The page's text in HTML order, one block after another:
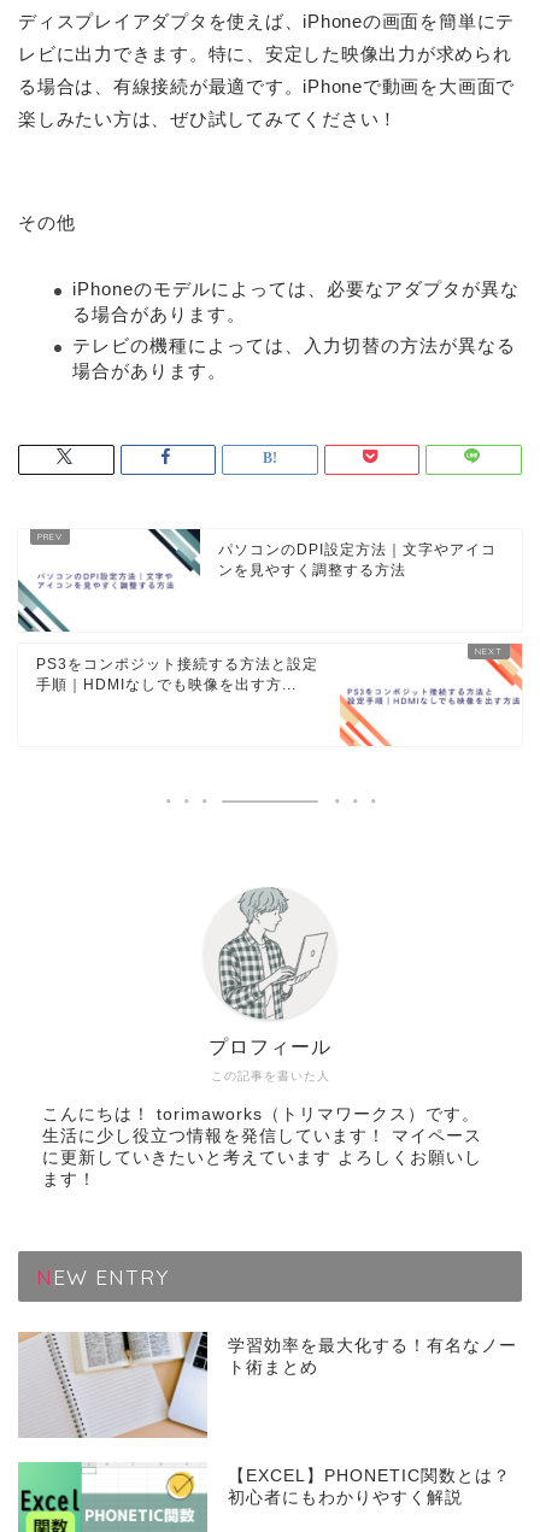
ディスプレイアダプタを使えば、iPhoneの画面を簡単にテ
レビに出力できます。特に、安定した映像出力が求められ
る場合は、有線接続が最適です。iPhoneで動画を大画面で
楽しみたい方は、ぜひ試してみてください！
その他
iPhoneのモデルによっては、必要なアダプタが異な
る場合があります。
テレビの機種によっては、入力切替の方法が異なる
場合があります。
パソコンのDPI設定方法｜文字やアイコ
ンを見やすく調整する方法
PS3をコンポジット接続する方法と設定
手順｜HDMIなしでも映像を出す方...
この記事を書いた人
プロフィール
こんにちは！ torimaworks（トリマワークス）です。
生活に少し役立つ情報を発信しています！ マイペース
に更新していきたいと考えています よろしくお願いし
ます！
NEW ENTRY
学習効率を最大化する！有名なノー
ト術まとめ
【EXCEL】PHONETIC関数とは？
初心者にもわかりやすく解説